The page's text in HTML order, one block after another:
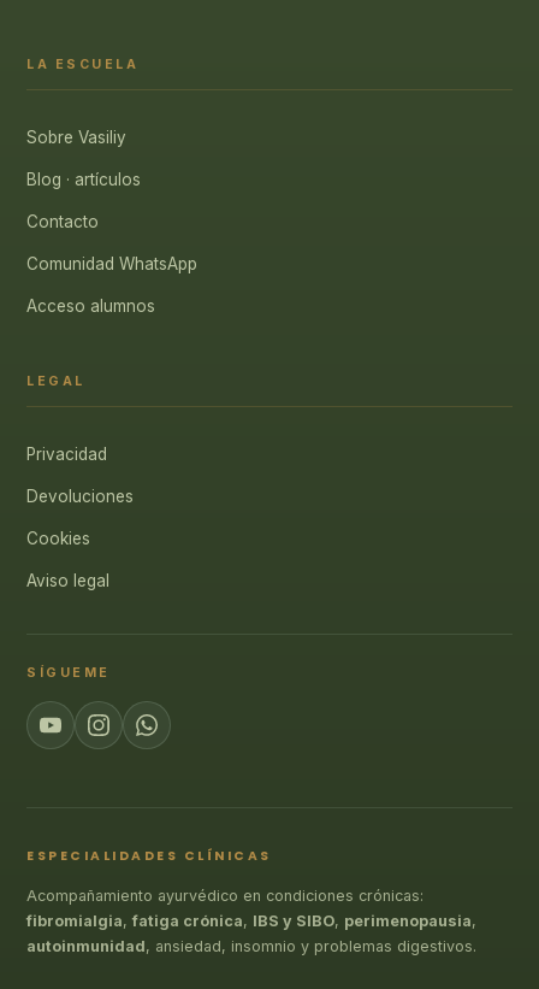
LA ESCUELA
Sobre Vasiliy
Blog · artículos
Contacto
Comunidad WhatsApp
Acceso alumnos
LEGAL
Privacidad
Devoluciones
Cookies
Aviso legal
SÍGUEME
ESPECIALIDADES CLÍNICAS
Acompañamiento ayurvédico en condiciones crónicas:
fibromialgia,fatiga crónica, IBS y SIBO, perimenopausia,
autoinmunidad, ansiedad, insomnio y problemas digestivos.